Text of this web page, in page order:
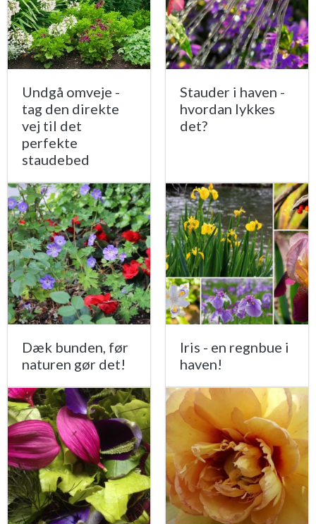
Undgå omveje -
tag den direkte
vej til det
perfekte
staudebed
Stauder i haven -
hvordan lykkes
det?
Dæk bunden, før
naturen gør det!
Iris - en regnbue i
haven!